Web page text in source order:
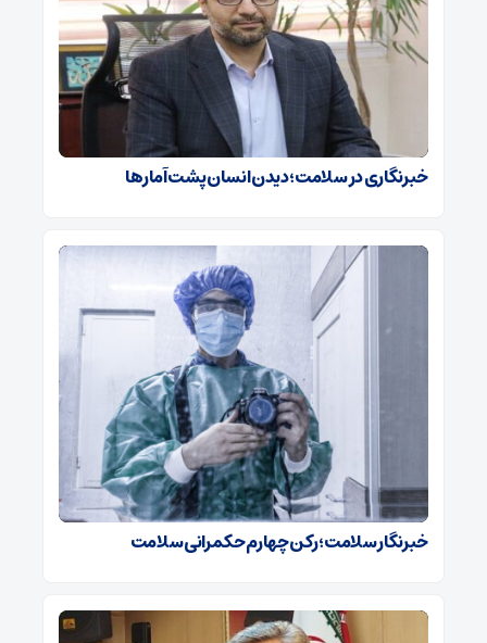
خبرنگاری در سلامت؛ دیدن انسان پشت آمارها
خبرنگار سلامت؛ رکن چهارم حکمرانی سلامت